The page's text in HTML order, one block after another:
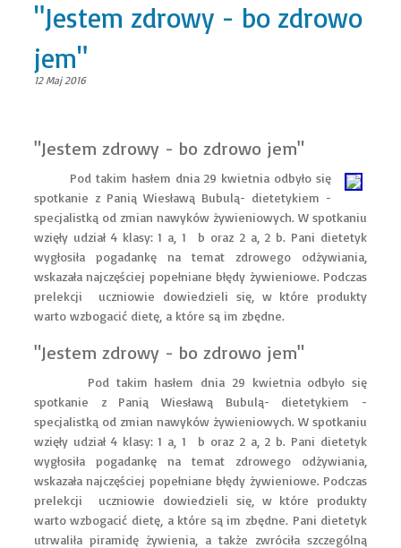
"Jestem zdrowy - bo zdrowo
jem"
12 Maj 2016
"Jestem zdrowy - bo zdrowo jem"
Pod takim hasłem dnia 29 kwietnia odbyło się
spotkanie z Panią Wiesławą Bubulą- dietetykiem -
specjalistką od zmian nawyków żywieniowych. W spotkaniu
wzięły udział 4 klasy: 1 a, 1 b oraz 2 a, 2 b. Pani dietetyk
wygłosiła pogadankę na temat zdrowego odżywiania,
wskazała najczęściej popełniane błędy żywieniowe. Podczas
prelekcji uczniowie dowiedzieli się, w które produkty
warto wzbogacić dietę, a które są im zbędne.
"Jestem zdrowy - bo zdrowo jem"
Pod takim hasłem dnia 29 kwietnia odbyło się
spotkanie z Panią Wiesławą Bubulą- dietetykiem -
specjalistką od zmian nawyków żywieniowych. W spotkaniu
wzięły udział 4 klasy: 1 a, 1 b oraz 2 a, 2 b. Pani dietetyk
wygłosiła pogadankę na temat zdrowego odżywiania,
wskazała najczęściej popełniane błędy żywieniowe. Podczas
prelekcji uczniowie dowiedzieli się, w które produkty
warto wzbogacić dietę, a które są im zbędne. Pani dietetyk
utrwaliła piramidę żywienia, a także zwróciła szczególną